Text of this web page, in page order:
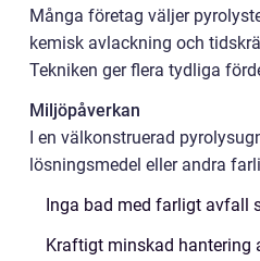
Många företag väljer
kemisk avlackning och
Tekniken ger flera tydliga
Miljöpåverkan
I en välkonstruerad
lösningsmedel eller andra
Inga bad med farligt avfall
Kraftigt minskad hantering